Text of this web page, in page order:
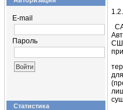
E-mail
Пароль
Статистика